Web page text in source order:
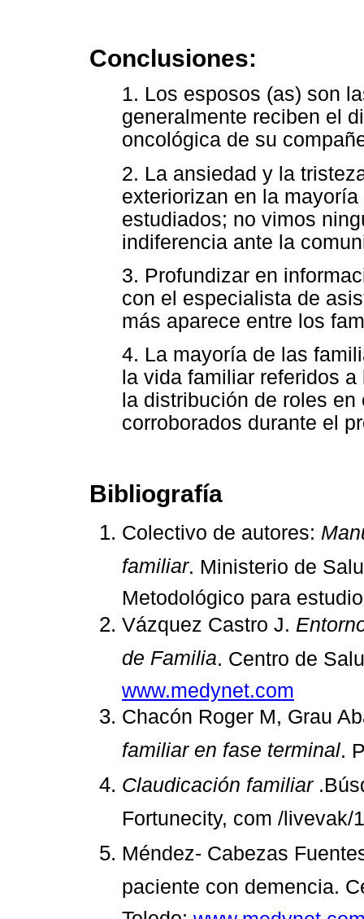
Conclusiones:
1. Los esposos (as) son
generalmente reciben el
oncológica de su
2. La ansiedad y la
exteriorizan en la
estudiados; no vimos
indiferencia ante la
3. Profundizar en
con el especialista de
más aparece entre los
4. La mayoría de las
la vida familiar referidos
la distribución de roles
corroborados durante el
Bibliografía
Colectivo de autores:
familiar. Ministerio de
Metodológico para
Vázquez Castro J.
de Familia. Centro de
www.medynet.com
Chacón Roger M, Grau
familiar en fase terminal.
Claudicación familiar
Fortunecity, com /livevak/
Méndez- Cabezas
paciente con demencia.